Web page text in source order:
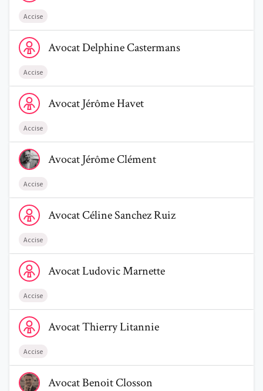
Accise
Voir le profil de AvocatDelphine Castermans
AvocatDelphineCastermans
Accise
Voir le profil de AvocatJérôme Havet
AvocatJérômeHavet
Accise
Voir le profil de AvocatJérôme Clément
AvocatJérômeClément
Accise
Voir le profil de AvocatCéline Sanchez Ruiz
AvocatCélineSanchez Ruiz
Accise
Voir le profil de AvocatLudovic Marnette
AvocatLudovicMarnette
Accise
Voir le profil de AvocatThierry Litannie
AvocatThierryLitannie
Accise
Voir le profil de AvocatBenoit Closson
AvocatBenoitClosson